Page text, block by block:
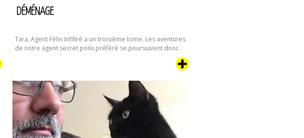
DÉMÉNAGE
Tara, Agent Félin Infiltré a un troisième tome. Les aventures
de notre agent secret poilu préféré se poursuivent donc.
On murmure même qu’il y aurait encore au moins deux
tomes en préparation. Dans cette aventure, notre chipie va
déménagement. Que voilà une étrange activité qui
commence …Continuer la lecture de
[Actu]
Tara,
agent
félin